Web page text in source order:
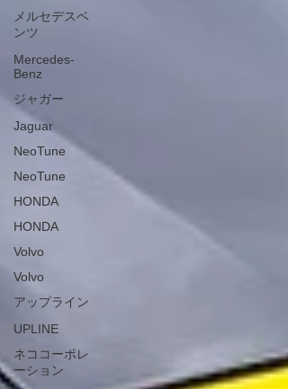
メルセデスベ
ンツ
Mercedes-
Benz
ジャガー
Jaguar
NeoTune
NeoTune
HONDA
HONDA
Volvo
Volvo
アップライン
UPLINE
ネココーポレ
ーション